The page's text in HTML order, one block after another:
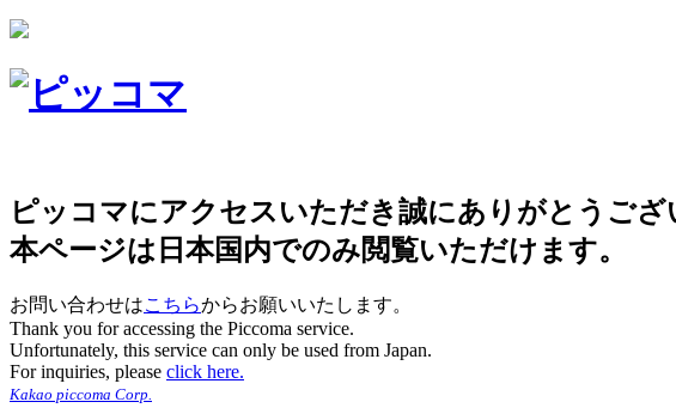
ピッコマにアクセスいただき誠にありがとうござ
本ページは日本国内でのみ閲覧いただけます。
お問い合わせはこちらからお願いいたします。
Thank you for accessing the Piccoma service.
Unfortunately, this service can only be used from Japan.
For inquiries, please click here.
Kakao piccoma Corp.